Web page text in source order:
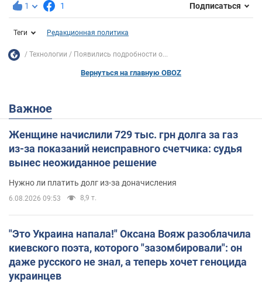
1 1 Подписаться
Теги Редакционная политика
Технологии Появились подробности о...
Вернуться на главную OBOZ
Важное
Женщине начислили 729 тыс. грн долга за газ
из-за показаний неисправного счетчика: судья
вынес неожиданное решение
Нужно ли платить долг из-за доначисления
6.08.2026 09:53 8,9 т.
"Это Украина напала!" Оксана Вояж разоблачила
киевского поэта, которого "зазомбировали": он
даже русского не знал, а теперь хочет геноцида
украинцев